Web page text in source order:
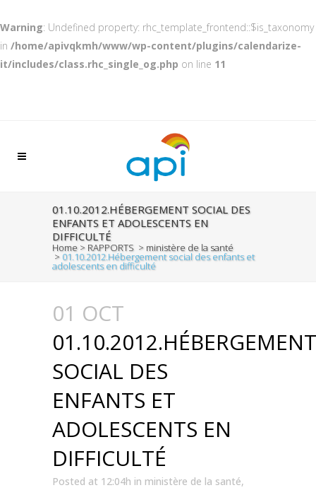
Warning: Undefined property: rhc_template_frontend::$is_taxonomy
in /home/apivqkmh/www/wp-content/plugins/calendarize-
it/includes/class.rhc_single_og.php on line 11
01.10.2012.HÉBERGEMENT SOCIAL DES
ENFANTS ET ADOLESCENTS EN
DIFFICULTÉ
Home > RAPPORTS > ministère de la santé
> 01.10.2012.Hébergement social des enfants et
adolescents en difficulté
01 OCT
01.10.2012.HÉBERGEMENT
SOCIAL DES
ENFANTS ET
ADOLESCENTS EN
DIFFICULTÉ
Posted at 12:04h in ministère de la santé,